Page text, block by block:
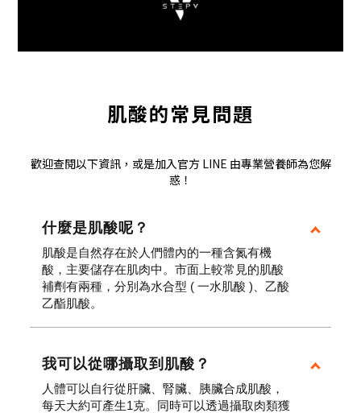
肌酸的常見問題
歡迎查閱以下資訊，或是加入官方 LINE 由專業營養師為您解
惑！
什麼是肌酸呢？
肌酸是自然存在於人們體內的一種含氮有機
酸，主要儲存在肌肉中。市面上較常見的肌酸
補劑有兩種，分別為水合型 ( 一水肌酸 )、乙酸
乙酯肌酸。
我可以從哪攝取到肌酸？
人體可以自行從肝臟、腎臟、胰臟合成肌酸，
每天大約可產生1克。同時可以透過攝取肉類獲